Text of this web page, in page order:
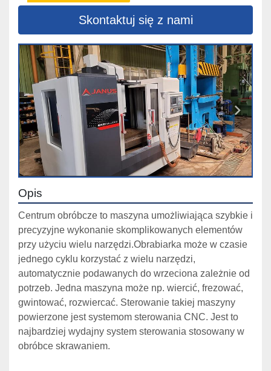
Skontaktuj się z nami
Opis
Centrum obróbcze to maszyna umożliwiająca szybkie i
precyzyjne wykonanie skomplikowanych elementów
przy użyciu wielu narzędzi.Obrabiarka może w czasie
jednego cyklu korzystać z wielu narzędzi,
automatycznie podawanych do wrzeciona zależnie od
potrzeb. Jedna maszyna może np. wiercić, frezować,
gwintować, rozwiercać. Sterowanie takiej maszyny
powierzone jest systemom sterowania CNC. Jest to
najbardziej wydajny system sterowania stosowany w
obróbce skrawaniem.